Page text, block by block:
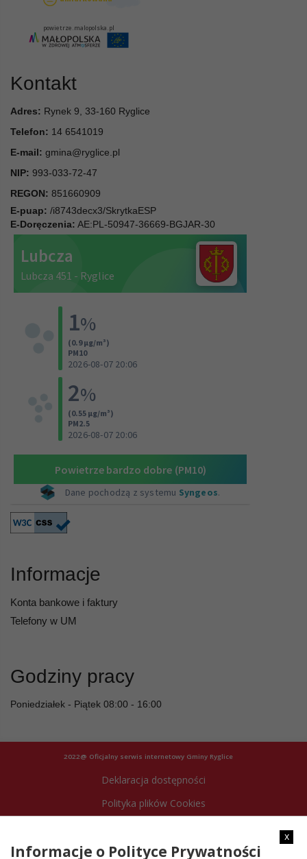
Kontakt
Adres: Rynek 9, 33-160 Ryglice
Telefon: 14 6541019
E-mail: gmina@ryglice.pl
NIP: 993-033-72-47
REGON: 851660909
E-puap: /i8743decx3/SkrytkaESP
E-Doręczenia: AE:PL-50947-36669-BGJAR-30
Informacje
Konta bankowe i faktury
Telefony w UM
Godziny pracy
Poniedziałek - Piątek 08:00 - 16:00
2022@ Oficjalny serwis internetowy Gminy Ryglice
Deklaracja dostępności
Polityka plików Cookies
x
Informacje o Polityce Prywatności